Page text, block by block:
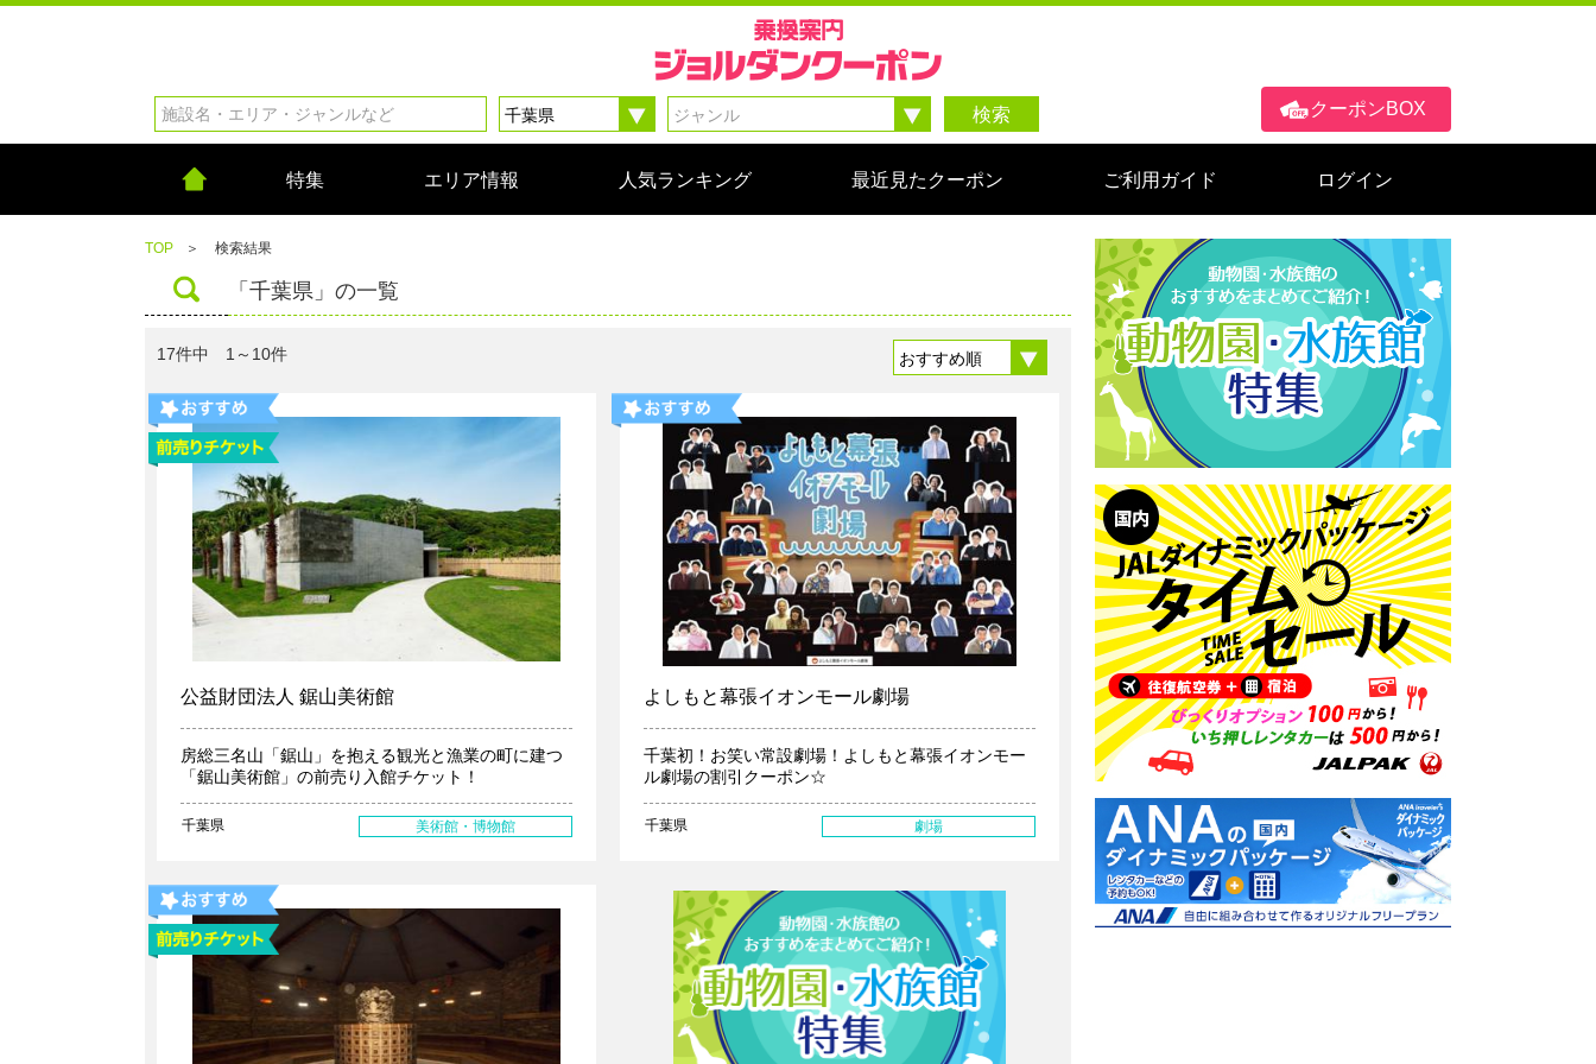
クーポンBOX
検索
特集 エリア情報 人気ランキング 最近見たクーポン ご利用ガイド ログイン
TOP ＞ 検索結果
「千葉県」の一覧
17件中 1～10件
公益財団法人 鋸山美術館
房総三名山「鋸山」を抱える観光と漁業の町に建つ
「鋸山美術館」の前売り入館チケット！
千葉県 美術館・博物館
よしもと幕張イオンモール劇場
千葉初！お笑い常設劇場！よしもと幕張イオンモー
ル劇場の割引クーポン☆
千葉県 劇場